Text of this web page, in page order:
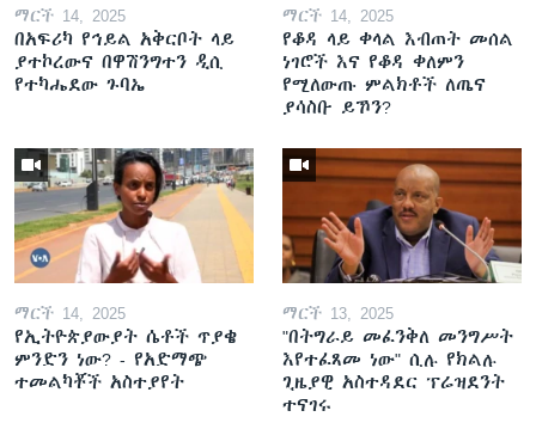
ማርች 14, 2025
በአፍሪካ የኅይል አቅርቦት ላይ
ያተኮረውና በዋሽንግተን ዲሲ
የተካሔደው ጉባኤ
ማርች 14, 2025
የቆዳ ላይ ቀላል እብጠት መሰል
ነገሮች እና የቆዳ ቀለምን
የሚለውጡ ምልክቶች ለጤና
ያሳስቡ ይኾን?
ማርች 14, 2025
የኢትዮጵያውያት ሴቶች ጥያቄ
ምንድን ነው? - የአድማጭ
ተመልካቾች አስተያየት
ማርች 13, 2025
"በትግራይ መፈንቅለ መንግሥት
እየተፈጸመ ነው" ሲሉ የክልሉ
ጊዜያዊ አስተዳደር ፕሬዝደንት
ተናገሩ